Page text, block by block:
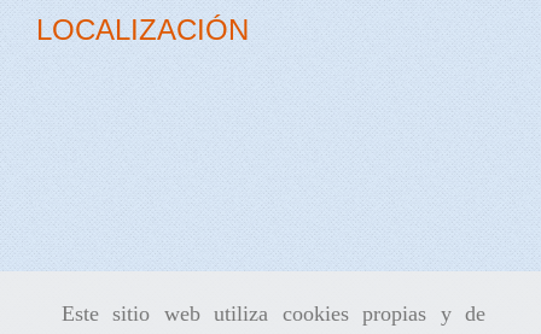
Este sitio web utiliza cookies propias y de
LOCALIZACIÓN